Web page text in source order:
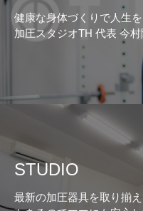
健康な身体づくりで人生
加圧スタジオTH 代表 今
STUDIO
最新の加圧器具を取り揃